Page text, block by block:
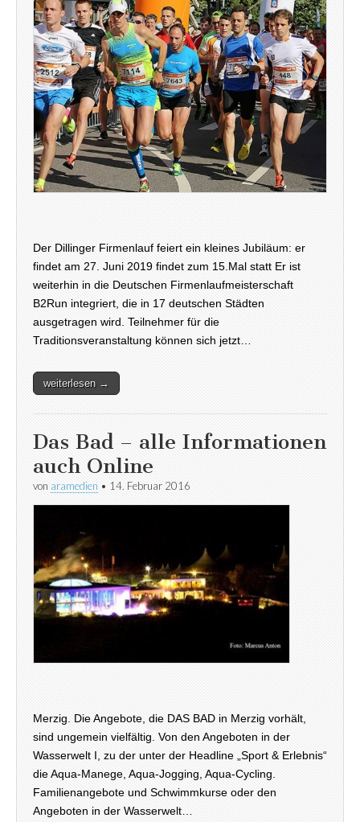
Der Dillinger Firmenlauf feiert ein kleines Jubiläum: er
findet am 27. Juni 2019 findet zum 15.Mal statt Er ist
weiterhin in die Deutschen Firmenlaufmeisterschaft
B2Run integriert, die in 17 deutschen Städten
ausgetragen wird. Teilnehmer für die
Traditionsveranstaltung können sich jetzt…
weiterlesen →
Das Bad – alle Informationen
auch Online
von aramedien • 14. Februar 2016
Merzig. Die Angebote, die DAS BAD in Merzig vorhält,
sind ungemein vielfältig. Von den Angeboten in der
Wasserwelt I, zu der unter der Headline „Sport & Erlebnis“
die Aqua-Manege, Aqua-Jogging, Aqua-Cycling.
Familienangebote und Schwimmkurse oder den
Angeboten in der Wasserwelt…